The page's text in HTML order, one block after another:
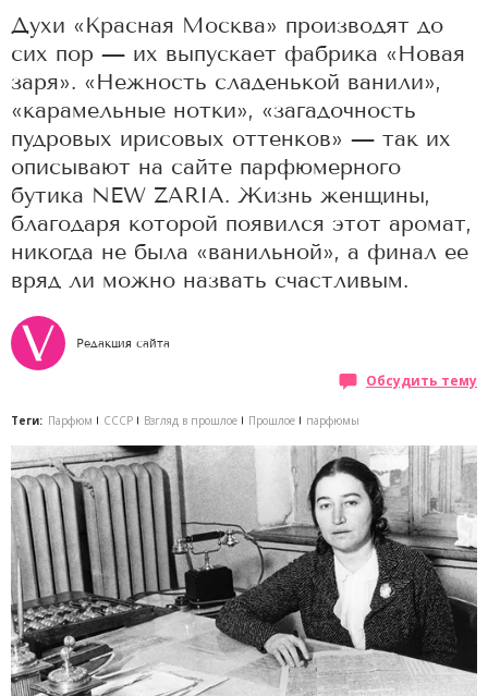
Духи «Красная Москва» производят до
сих пор — их выпускает фабрика «Новая
заря». «Нежность сладенькой ванили»,
«карамельные нотки», «загадочность
пудровых ирисовых оттенков» — так их
описывают на сайте парфюмерного
бутика NEW ZARIA. Жизнь женщины,
благодаря которой появился этот аромат,
никогда не была «ванильной», а финал ее
вряд ли можно назвать счастливым.
Редакция сайта
Обсудить тему
Теги: Парфюм СССР Взгляд в прошлое Прошлое парфюмы